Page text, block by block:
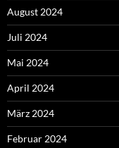
August 2024
Juli 2024
Mai 2024
April 2024
März 2024
Februar 2024